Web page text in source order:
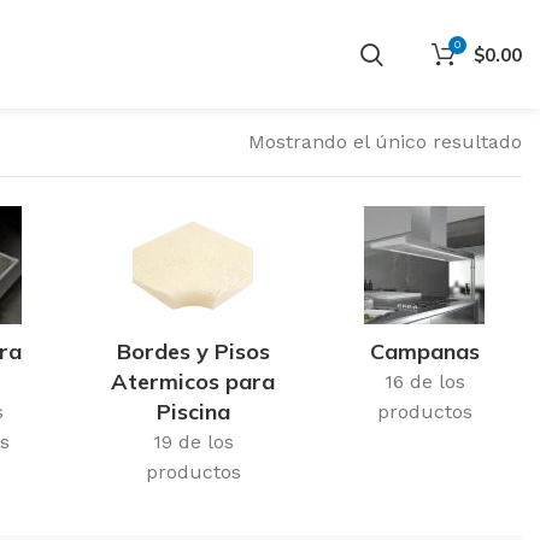
0 $0.00
Mostrando el único resultado
Bordes y Pisos
Atermicos para
Piscina
19 de los
productos
Campanas
16 de los
productos